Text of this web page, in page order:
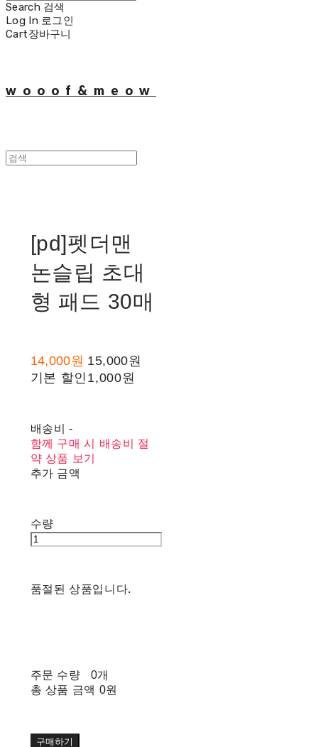
Search 검색
Log In 로그인
Cart장바구니
wooof&meow
[pd]펫더맨
논슬립 초대
형 패드 30매
14,000원 15,000원
기본 할인 1,000원
배송비-
함께 구매 시 배송비 절
약 상품 보기
추가 금액
수량
품절된 상품입니다.
주문 수량
0개
총 상품 금액 0원
구매하기